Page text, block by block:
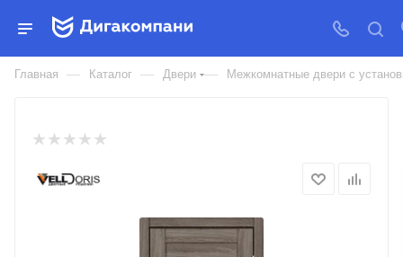
ДВЕРЬ МЕЖКОМНАТНАЯ
VELLDORIS ECO FLEX CITY 2
Главная — Каталог — Двери — Межкомнатные двери с